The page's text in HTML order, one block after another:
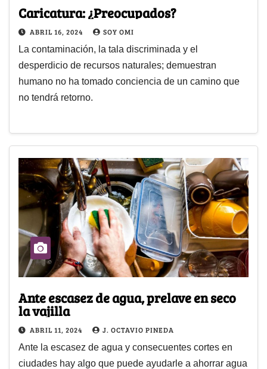
Caricatura: ¿Preocupados?
ABRIL 16, 2024 SOY OMI
La contaminación, la tala discriminada y el
desperdicio de recursos naturales; demuestran
humano no ha tomado conciencia de un camino que
no tendrá retorno.
Ante escasez de agua, prelave en seco
la vajilla
ABRIL 11, 2024 J. OCTAVIO PINEDA
Ante la escasez de agua y consecuentes cortes en
ciudades hay algo que puede ayudarle a ahorrar agua